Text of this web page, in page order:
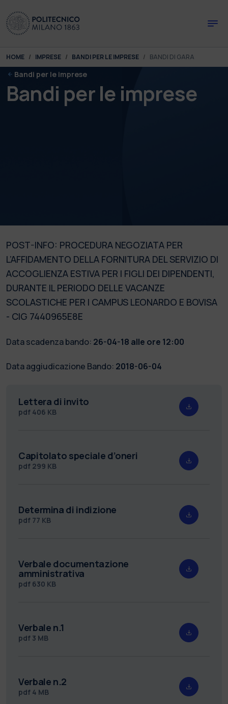
You are here:
HOME IMPRESE BANDI PER LE IMPRESE BANDI DI GARA
Bandi per le imprese
Bandi per le imprese
POST-INFO: PROCEDURA NEGOZIATA PER
L’AFFIDAMENTO DELLA FORNITURA DEL SERVIZIO DI
ACCOGLIENZA ESTIVA PER I FIGLI DEI DIPENDENTI,
DURANTE IL PERIODO DELLE VACANZE
SCOLASTICHE PER I CAMPUS LEONARDO E BOVISA
- CIG 7440965E8E
Data scadenza bando: 26-04-18 alle ore 12:00
Data aggiudicazione Bando: 2018-06-04
Lettera di invito
pdf 406 KB
Capitolato speciale d’oneri
pdf 299 KB
Determina di indizione
pdf 77 KB
Verbale documentazione
amministrativa
pdf 630 KB
Verbale n.1
pdf 3 MB
Verbale n.2
pdf 4 MB